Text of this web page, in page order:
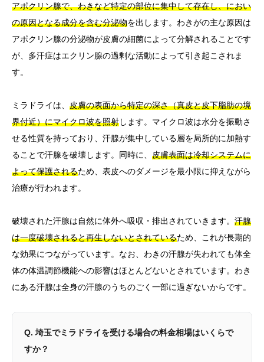
アポクリン腺で、わきなど特定の部位に集中して存在し、におい
の原因となる成分を含む分泌物を出します。わきがの主な原因は
アポクリン腺の分泌物が皮膚の細菌によって分解されることです
が、多汗症はエクリン腺の過剰な活動によって引き起こされま
す。
ミラドライは、 皮膚の表面から特定の深さ（真皮と皮下脂肪の境
界付近）にマイクロ波を照射します。マイクロ波は水分を振動さ
せる性質を持っており、汗腺が集中している層を局所的に加熱す
ることで汗腺を破壊します。同時に、 皮膚表面は冷却システムに
よって保護されるため、表皮へのダメージを最小限に抑えながら
治療が行われます。
破壊された汗腺は自然に体外へ吸収・排出されていきます。 汗腺
は一度破壊されると再生しないとされているため、これが長期的
な効果につながっています。なお、わきの汗腺が失われても体全
体の体温調節機能への影響はほとんどないとされています。わき
にある汗腺は全身の汗腺のうちのごく一部に過ぎないからです。
Q. 埼玉でミラドライを受ける場合の料金相場はいくらで
すか？